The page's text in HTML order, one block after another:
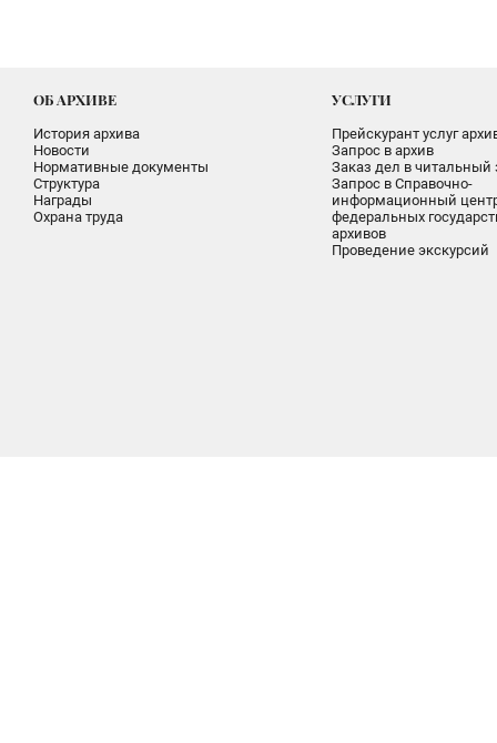
ОБ АРХИВЕ
История архива
Новости
Нормативные документы
Структура
Награды
Охрана труда
УСЛУГИ
Прейскурант услуг
Запрос в архив
Заказ дел в читальный
Запрос в Справочно-
информационный
федеральных
архивов
Проведение экскурсий